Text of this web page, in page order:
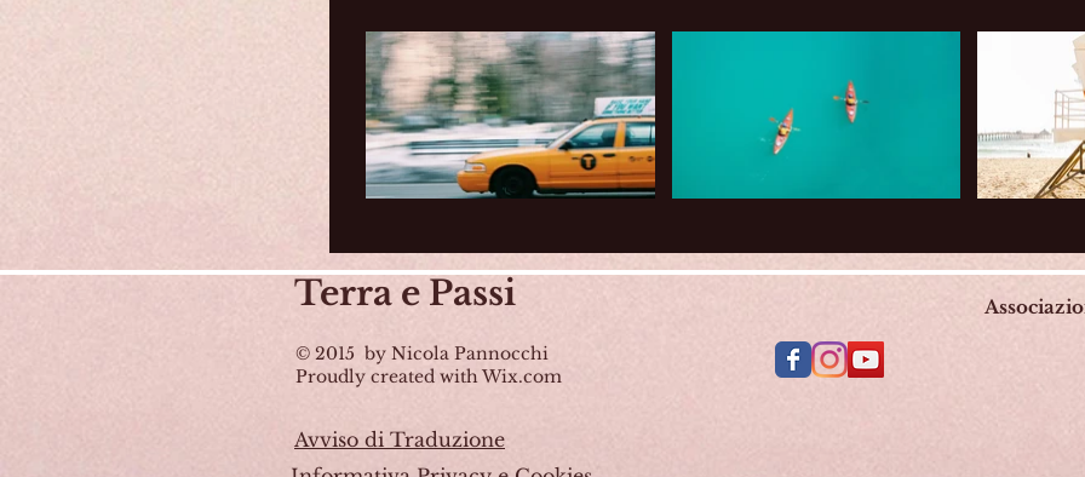
Terra e Passi
© 2015 by Nicola Pannocchi
Proudly created with Wix.com
Avviso di Traduzione